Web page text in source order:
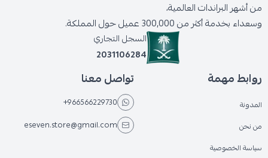
من أشهر البراندات العالمية،
وسعداء بخدمة أكثر من 300,000 عميل حول المملكة.
السجل التجاري
2031106284
روابط مهمة
المدونة
من نحن
سياسة الخصوصية
تواصل معنا
+966566229730
eseven.store@gmail.com